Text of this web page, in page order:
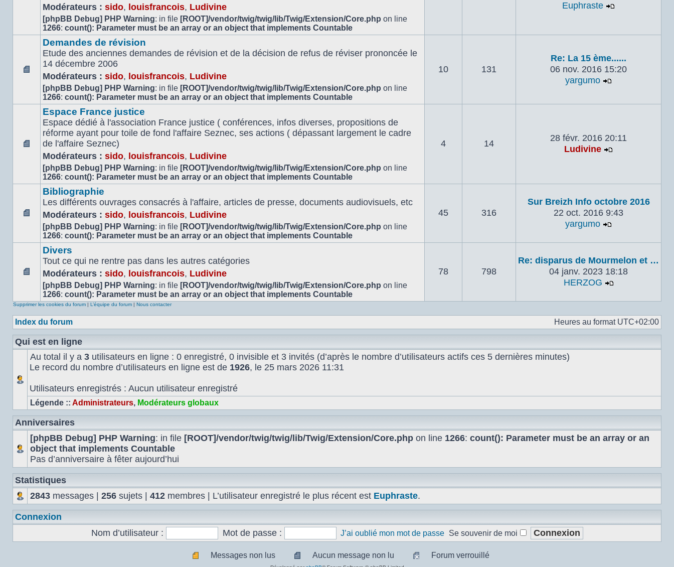
Aucun
message
non
lu
Modérateurs : sido, louisfrancois, Ludivine
[phpBB Debug] PHP Warning: in file [ROOT]/vendor/twig/twig/lib/Twig/Extension/Core.php on line
1266: count(): Parameter must be an array or an object that implements Countable
Euphraste
Aucun
message
non
lu
Demandes de révision
Etude des anciennes demandes de révision et de la décision de refus de réviser prononcée le
14 décembre 2006
Modérateurs : sido, louisfrancois, Ludivine
[phpBB Debug] PHP Warning: in file [ROOT]/vendor/twig/twig/lib/Twig/Extension/Core.php on line
1266: count(): Parameter must be an array or an object that implements Countable
10 131
Re: La 15 ème......
06 nov. 2016 15:20
yargumo
Aucun
message
non
lu
Espace France justice
Espace dédié à l'association France justice ( conférences, infos diverses, propositions de
réforme ayant pour toile de fond l'affaire Seznec, ses actions ( dépassant largement le cadre
de l'affaire Seznec)
Modérateurs : sido, louisfrancois, Ludivine
[phpBB Debug] PHP Warning: in file [ROOT]/vendor/twig/twig/lib/Twig/Extension/Core.php on line
1266: count(): Parameter must be an array or an object that implements Countable
4 14
28 févr. 2016 20:11
Ludivine
Aucun
message
non
Bibliographie
Les différents ouvrages consacrés à l'affaire, articles de presse, documents audiovisuels, etc
Modérateurs : sido, louisfrancois, Ludivine
[phpBB Debug] PHP Warning: in file [ROOT]/vendor/twig/twig/lib/Twig/Extension/Core.php on line
1266: count(): Parameter must be an array or an object that implements Countable
45 316
Sur Breizh Info octobre 2016
22 oct. 2016 9:43
yargumo
Aucun
message
non
Divers
Tout ce qui ne rentre pas dans les autres catégories
Modérateurs : sido, louisfrancois, Ludivine
[phpBB Debug] PHP Warning: in file [ROOT]/vendor/twig/twig/lib/Twig/Extension/Core.php on line
1266: count(): Parameter must be an array or an object that implements Countable
78 798
Re: disparus de Mourmelon et …
04 janv. 2023 18:18
HERZOG
Supprimer les cookies du forum | L’équipe du forum | Nous contacter
Index du forum Heures au format UTC+02:00
Qui est en ligne
Au total il y a 3 utilisateurs en ligne : 0 enregistré, 0 invisible et 3 invités (d’après le nombre d’utilisateurs actifs ces 5 dernières minutes)
Le record du nombre d’utilisateurs en ligne est de 1926, le 25 mars 2026 11:31
Utilisateurs enregistrés : Aucun utilisateur enregistré
Légende :: Administrateurs, Modérateurs globaux
Anniversaires
[phpBB Debug] PHP Warning: in file [ROOT]/vendor/twig/twig/lib/Twig/Extension/Core.php on line 1266: count(): Parameter must be an array or an
object that implements Countable
Pas d’anniversaire à fêter aujourd’hui
Statistiques
2843 messages | 256 sujets | 412 membres | L’utilisateur enregistré le plus récent est Euphraste.
Connexion
Nom d’utilisateur :
Mot de passe : J’ai oublié mon mot de passe Se souvenir de moi
Messages non lus
Aucun message non lu
Forum verrouillé